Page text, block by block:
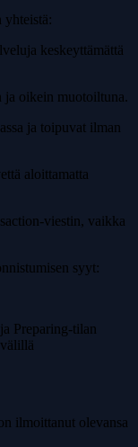
yhteistä:
keskeyttämättä
ja oikein muotoiltuna.
ja toipuvat ilman
aloittamatta
viestin, vaikka
syyt:
Preparing-tilan
ilmoittanut olevansa